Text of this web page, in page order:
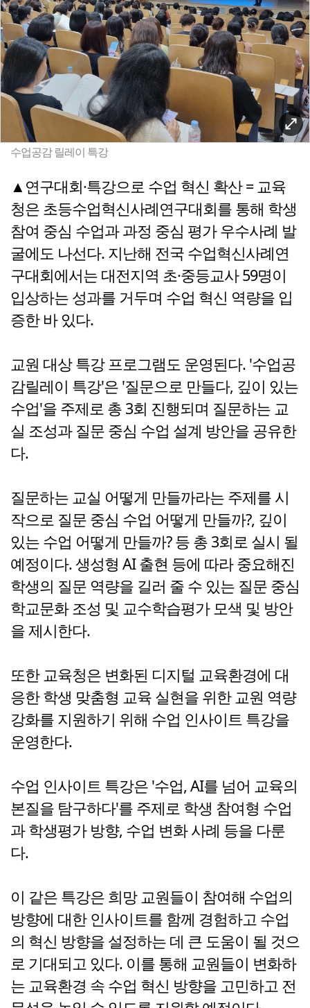
수업공감 릴레이 특강
▲연구대회·특강으로 수업 혁신 확산 = 교육
청은 초등수업혁신사례연구대회를 통해 학생
참여 중심 수업과 과정 중심 평가 우수사례 발
굴에도 나선다. 지난해 전국 수업혁신사례연
구대회에서는 대전지역 초·중등교사 59명이
입상하는 성과를 거두며 수업 혁신 역량을 입
증한 바 있다.
교원 대상 특강 프로그램도 운영된다. '수업공
감릴레이 특강'은 '질문으로 만들다, 깊이 있는
수업'을 주제로 총 3회 진행되며 질문하는 교
실 조성과 질문 중심 수업 설계 방안을 공유한
다.
질문하는 교실 어떻게 만들까라는 주제를 시
작으로 질문 중심 수업 어떻게 만들까?, 깊이
있는 수업 어떻게 만들까? 등 총 3회로 실시 될
예정이다. 생성형 AI 출현 등에 따라 중요해진
학생의 질문 역량을 길러 줄 수 있는 질문 중심
학교문화 조성 및 교수학습평가 모색 및 방안
을 제시한다.
또한 교육청은 변화된 디지털 교육환경에 대
응한 학생 맞춤형 교육 실현을 위한 교원 역량
강화를 지원하기 위해 수업 인사이트 특강을
운영한다.
수업 인사이트 특강은 '수업, AI를 넘어 교육의
본질을 탐구하다'를 주제로 학생 참여형 수업
과 학생평가 방향, 수업 변화 사례 등을 다룬
다.
이 같은 특강은 희망 교원들이 참여해 수업의
방향에 대한 인사이트를 함께 경험하고 수업
의 혁신 방향을 설정하는 데 큰 도움이 될 것으
로 기대되고 있다. 이를 통해 교원들이 변화하
는 교육환경 속 수업 혁신 방향을 고민하고 전